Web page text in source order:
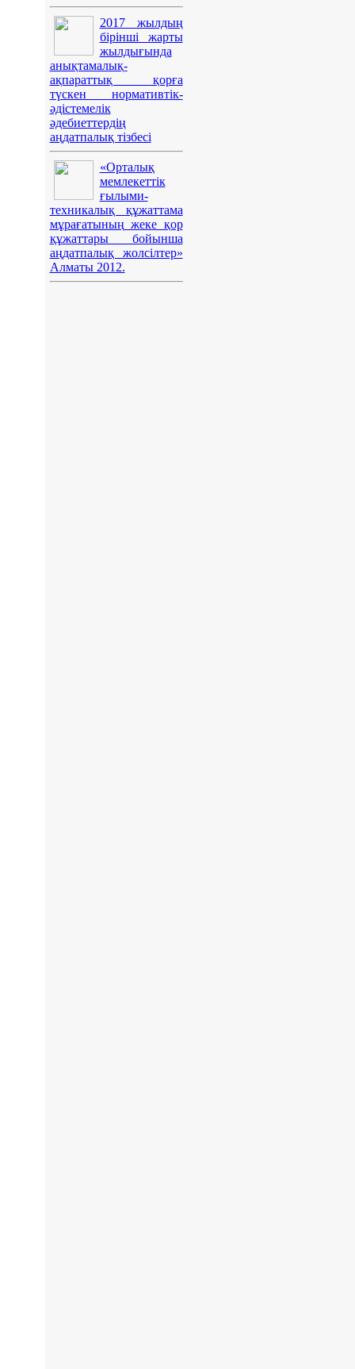
2017 жылдың
бірінші жарты
жылдығында
анықтамалық-
ақпараттық қорға
түскен нормативтік-
әдістемелік
әдебиеттердің
аңдатпалық тізбесі
«Орталық
мемлекеттік
ғылыми-
техникалық құжаттама
мұрағатының жеке қор
құжаттары бойынша
аңдатпалық жолсілтер»
Алматы 2012.